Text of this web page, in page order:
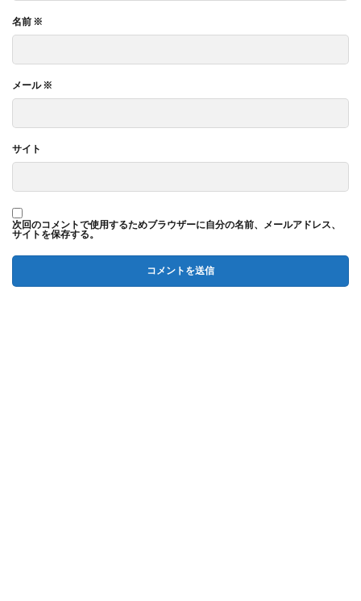
名前 ※
メール※
サイト
次回のコメントで使用するためブラウザーに自分の名前、メールアドレス、
サイトを保存する。